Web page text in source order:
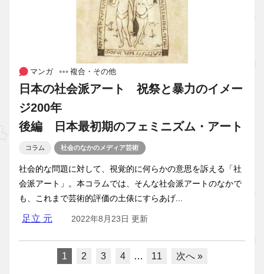
マンガ 複合・その他
日本の社会派アート 祝祭と暴力のイメー
ジ200年
後編 日本最初期のフェミニズム・アート
コラム 社会のなかのメディア芸術
社会的な問題に対して、視覚的に何らかの意思を訴える「社
会派アート」。本コラムでは、そんな社会派アートのなかで
も、これまで芸術的評価の土俵にすらあげ...
足立 元 2022年8月23日 更新
1 2 3 4 … 11 次へ »